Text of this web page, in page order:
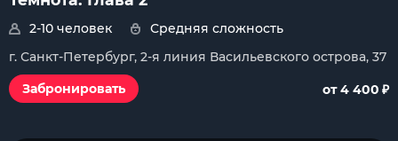
2-10 человек
Средняя сложность
г. Санкт-Петербург, 2-я линия Васильевского острова, 37
Забронировать
от 4 400 ₽